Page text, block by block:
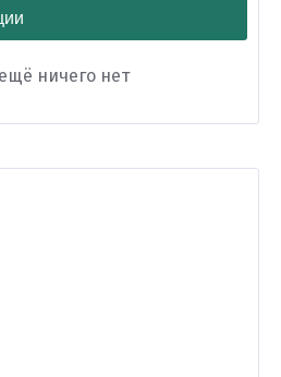
ничего нет